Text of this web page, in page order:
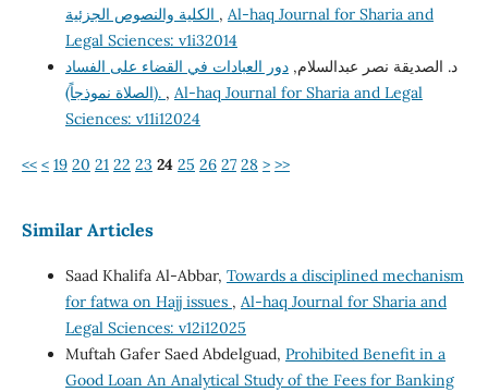
, Al-haq Journal for Sharia and
Legal Sciences: v1i32014
د. الصديقة نصر عبدالسلام,دور العبادات في القضاء على الفساد
(الصلاة نموذجاً). , Al-haq Journal for Sharia and Legal
Sciences: v11i12024
<< < 19 20 21 22 23 24 25 26 27 28 > >>
Similar Articles
Saad Khalifa Al-Abbar, Towards a disciplined mechanism
for fatwa on Hajj issues , Al-haq Journal for Sharia and
Legal Sciences: v12i12025
Muftah Gafer Saed Abdelguad, Prohibited Benefit in a
Good Loan An Analytical Study of the Fees for Banking